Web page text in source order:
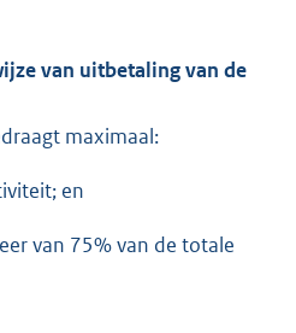
l
n
van uitbetaling van de
maximaal:
en
van 75% van de totale